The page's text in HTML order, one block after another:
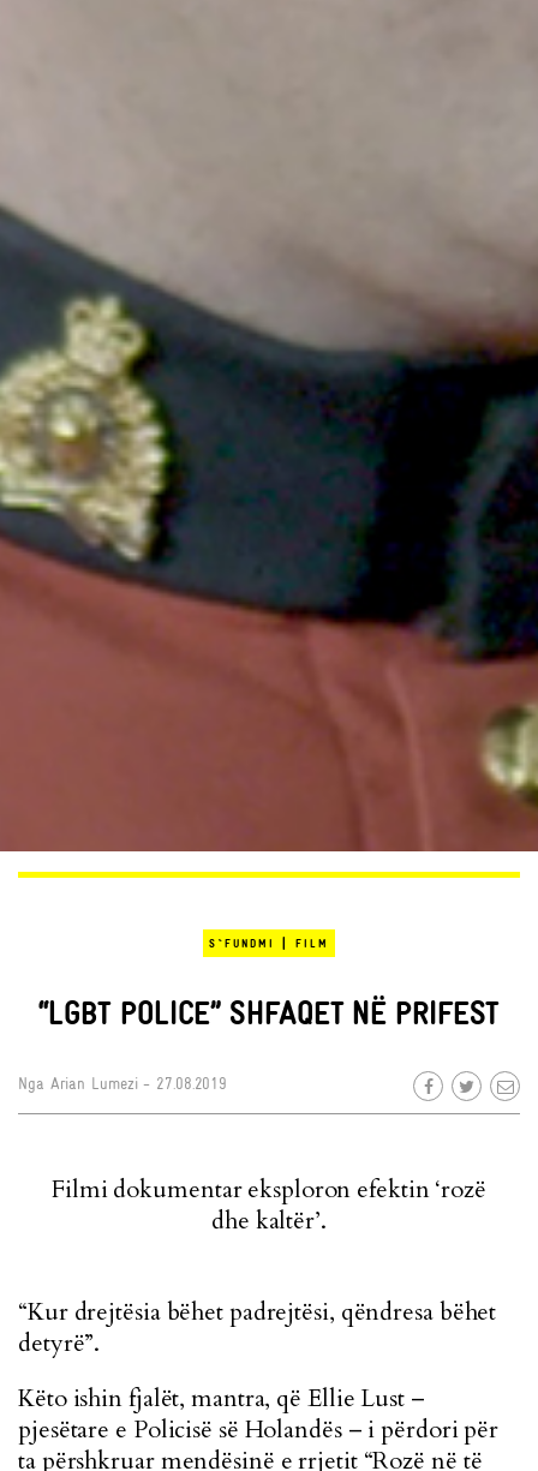
S`FUNDMI | FILM
“LGBT POLICE” SHFAQET NË PRIFEST
Nga Arian Lumezi - 27.08.2019
Filmi dokumentar eksploron efektin ‘rozë
dhe kaltër’.
“Kur drejtësia bëhet padrejtësi, qëndresa bëhet
detyrë”.
Këto ishin fjalët, mantra, që Ellie Lust –
pjesëtare e Policisë së Holandës – i përdori për
ta përshkruar mendësinë e rrjetit “Rozë në të